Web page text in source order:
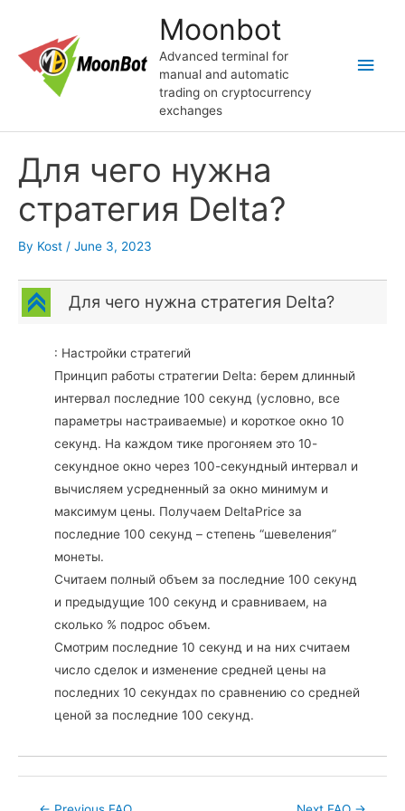
content
Moonbot
Advanced terminal for
manual and automatic
trading on cryptocurrency
exchanges
Main
Для чего нужна
стратегия Delta?
By Kost / June 3, 2023
C Для чего нужна стратегия Delta?
: Настройки стратегий
Принцип работы стратегии Delta: берем длинный
интервал последние 100 секунд (условно, все
параметры настраиваемые) и короткое окно 10
секунд. На каждом тике прогоняем это 10-
секундное окно через 100-секундный интервал и
вычисляем усредненный за окно минимум и
максимум цены. Получаем DeltaPrice за
последние 100 секунд – степень “шевеления”
монеты.
Считаем полный объем за последние 100 секунд
и предыдущие 100 секунд и сравниваем, на
сколько % подрос объем.
Смотрим последние 10 секунд и на них считаем
число сделок и изменение средней цены на
последних 10 секундах по сравнению со средней
ценой за последние 100 секунд.
Post